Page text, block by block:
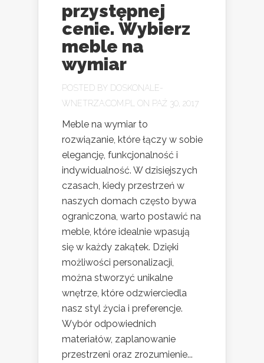
przystępnej
cenie. Wybierz
meble na
wymiar
POSTED BY DOSKONALE-
WNETRZA.COM.PL
ON PAŹ 30, 2017
Meble na wymiar to
rozwiązanie, które łączy w sobie
elegancję, funkcjonalność i
indywidualność. W dzisiejszych
czasach, kiedy przestrzeń w
naszych domach często bywa
ograniczona, warto postawić na
meble, które idealnie wpasują
się w każdy zakątek. Dzięki
możliwości personalizacji,
można stworzyć unikalne
wnętrze, które odzwierciedla
nasz styl życia i preferencje.
Wybór odpowiednich
materiałów, zaplanowanie
przestrzeni oraz zrozumienie...